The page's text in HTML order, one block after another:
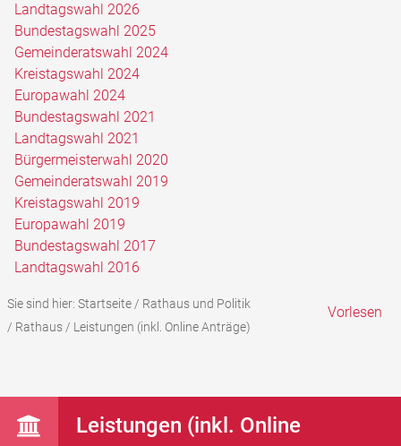
Landtagswahl 2026
Bundestagswahl 2025
Gemeinderatswahl 2024
Kreistagswahl 2024
Europawahl 2024
Bundestagswahl 2021
Landtagswahl 2021
Bürgermeisterwahl 2020
Gemeinderatswahl 2019
Kreistagswahl 2019
Europawahl 2019
Bundestagswahl 2017
Landtagswahl 2016
Sie sind hier: Startseite/ Rathaus und Politik
/ Rathaus/ Leistungen (inkl. Online Anträge)
Vorlesen
Leistungen (inkl. Online